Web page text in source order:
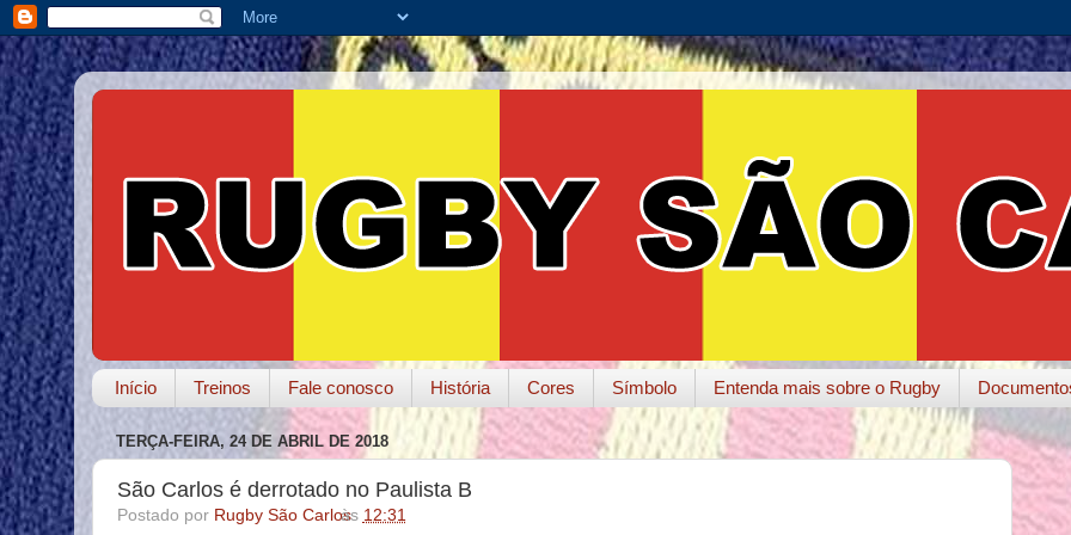
Início Treinos Fale conosco História Cores Símbolo Entenda mais sobre o Rugby
TERÇA-FEIRA, 24 DE ABRIL DE 2018
São Carlos é derrotado no Paulista B
Postado por Rugby São Carlosàs 12:31